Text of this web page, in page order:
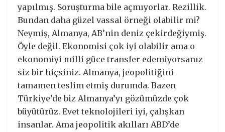
yapılmış. Soruşturma bile açmıyorlar. Rezillik.
Bundan daha güzel vassal örneği olabilir mi?
Neymiş, Almanya, AB’nin deniz çekirdeğiymiş.
Öyle değil. Ekonomisi çok iyi olabilir ama o
ekonomiyi milli güce transfer edemiyorsanız
siz bir hiçsiniz. Almanya, jeopolitiğini
tamamen teslim etmiş durumda. Bazen
Türkiye’de biz Almanya’yı gözümüzde çok
büyütürüz. Evet teknolojileri iyi, çalışkan
insanlar. Ama jeopolitik akılları ABD’de